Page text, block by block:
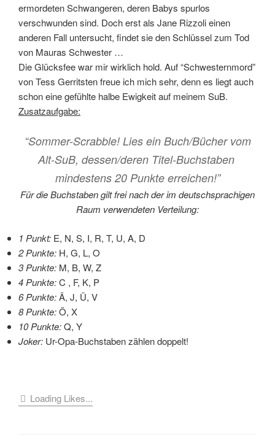
ermordeten Schwangeren, deren Babys spurlos
verschwunden sind. Doch erst als Jane Rizzoli einen
anderen Fall untersucht, findet sie den Schlüssel zum Tod
von Mauras Schwester …
Die Glücksfee war mir wirklich hold. Auf “Schwesternmord”
von Tess Gerritsten freue ich mich sehr, denn es liegt auch
schon eine gefühlte halbe Ewigkeit auf meinem SuB.
Zusatzaufgabe:
“Sommer-Scrabble! Lies ein Buch/Bücher vom
Alt-SuB, dessen/deren Titel-Buchstaben
mindestens 20 Punkte erreichen!”
Für die Buchstaben gilt frei nach der im deutschsprachigen
Raum verwendeten Verteilung:
1 Punkt: E, N, S, I, R, T, U, A, D
2 Punkte: H, G, L, O
3 Punkte: M, B, W, Z
4 Punkte:C , F, K, P
6 Punkte:Ä, J, Ü, V
8 Punkte:Ö, X
10 Punkte:Q, Y
Joker: Ur-Opa-Buchstaben zählen doppelt!
Loading Likes...